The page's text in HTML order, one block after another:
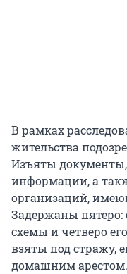
В рамках
жительства
Изъяты
информации, а
организаций,
Задержаны пятеро:
схемы и четверо
взяты под стражу,
домашним арестом.